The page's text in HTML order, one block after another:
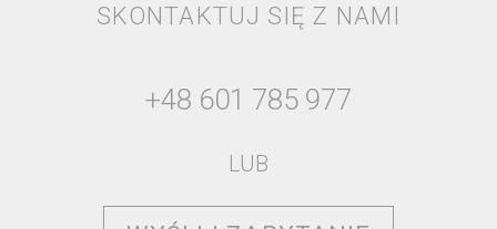
SKONTAKTUJ SIĘ Z NAMI
+48 601 785 977
LUB